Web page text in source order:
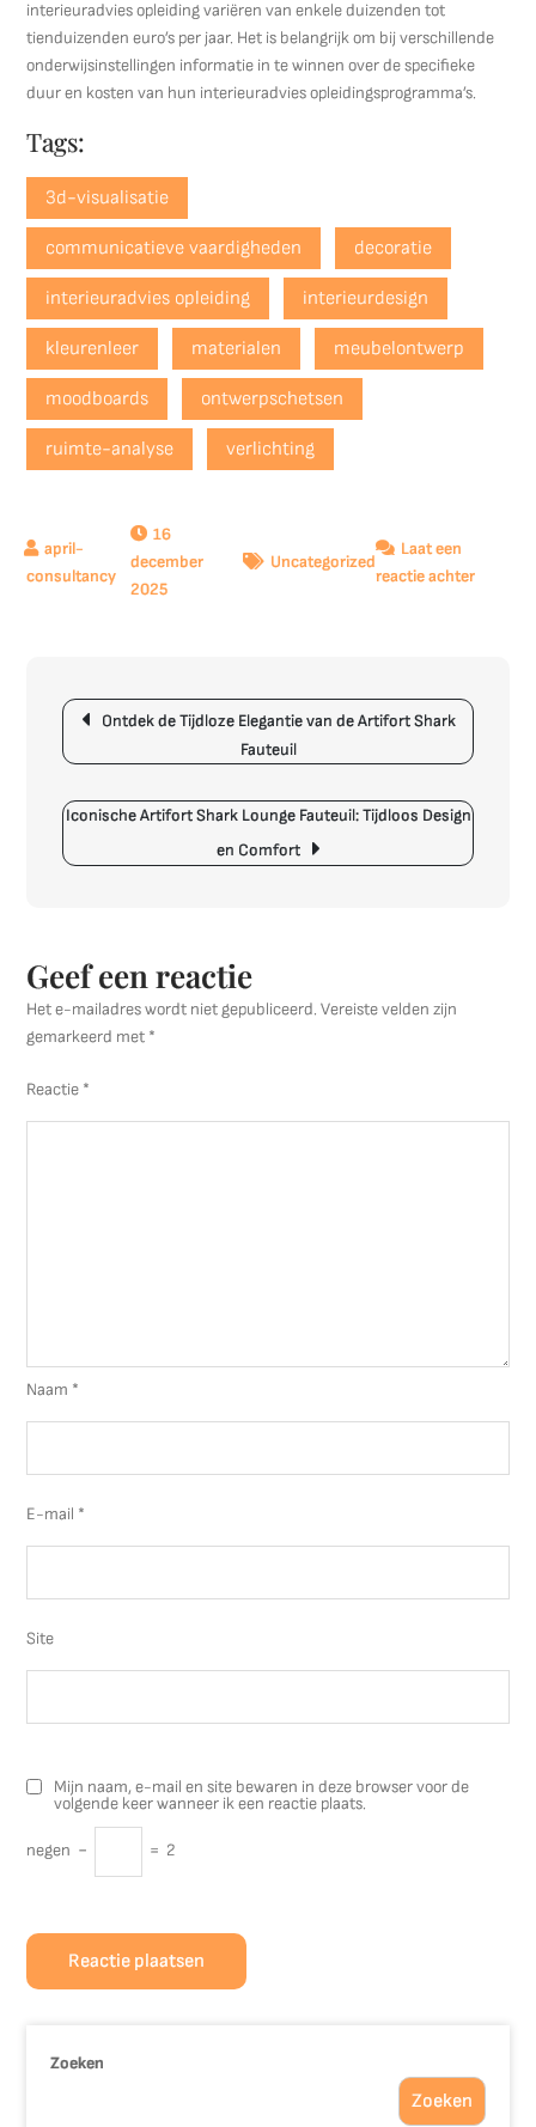
interieuradvies opleiding variëren van enkele duizenden tot
tienduizenden euro’s per jaar. Het is belangrijk om bij verschillende
onderwijsinstellingen informatie in te winnen over de specifieke
duur en kosten van hun interieuradvies opleidingsprogramma’s.
Tags:
3d-visualisatie
communicatieve vaardigheden decoratie
interieuradvies opleiding interieurdesign
kleurenleer materialen meubelontwerp
moodboards ontwerpschetsen
ruimte-analyse verlichting
16
december
2025
Uncategorized
Laat een
reactie achterop
een
Berichtnavigatie
Ontdek de Tijdloze Elegantie van de Artifort Shark
Fauteuil
Iconische Artifort Shark Lounge Fauteuil: Tijdloos Design
en Comfort
Geef een reactie
Het e-mailadres wordt niet gepubliceerd. Vereiste velden zijn
gemarkeerd met *
Reactie *
Naam *
E-mail *
Site
Mijn naam, e-mail en site bewaren in deze browser voor de
volgende keer wanneer ik een reactie plaats.
negen − = 2
Zoeken
Zoeken